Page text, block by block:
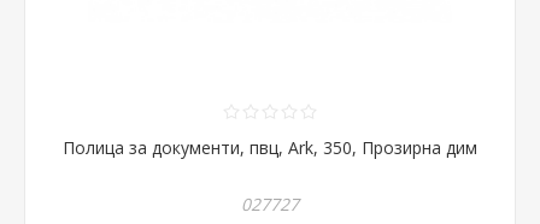
Полица за документи, пвц, Ark, 350, Прозирна дим
027727